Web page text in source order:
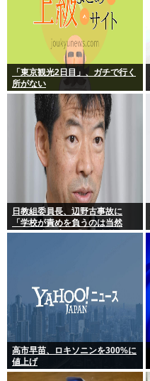
「東京観光2日目」、ガチで行く
所がない
日教組委員長、辺野古事故に
「学校が責めを負うのは当然
だ」 平和教育は「存在意義」
高市早苗、ロキソニンを300%に
値上げ